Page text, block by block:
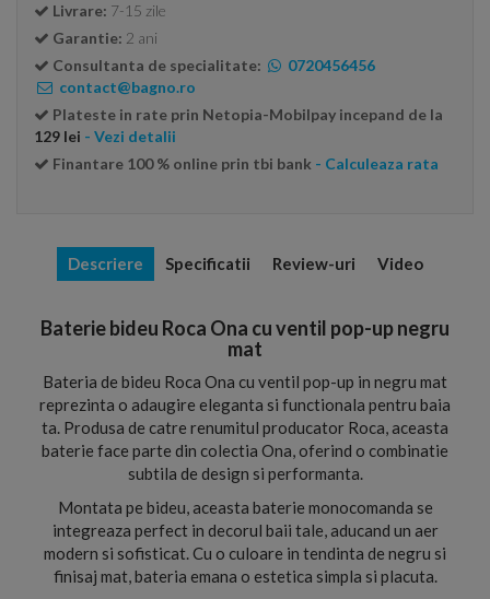
Livrare: 7-15 zile
Garantie: 2 ani
Consultanta de specialitate:
0720456456
contact@bagno.ro
Plateste in rate prin Netopia-Mobilpay incepand de la
129 lei - Vezi detalii
Finantare 100 % online prin tbi bank - Calculeaza rata
Descriere Specificatii Review-uri Video
Baterie bideu Roca Ona cu ventil pop-up negru
mat
Bateria de bideu Roca Ona cu ventil pop-up in negru mat
reprezinta o adaugire eleganta si functionala pentru baia
ta. Produsa de catre renumitul producator Roca, aceasta
baterie face parte din colectia Ona, oferind o combinatie
subtila de design si performanta.
Montata pe bideu, aceasta baterie monocomanda se
integreaza perfect in decorul baii tale, aducand un aer
modern si sofisticat. Cu o culoare in tendinta de negru si
finisaj mat, bateria emana o estetica simpla si placuta.